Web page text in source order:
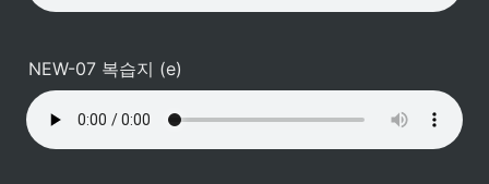
NEW-07 복습지 (e)